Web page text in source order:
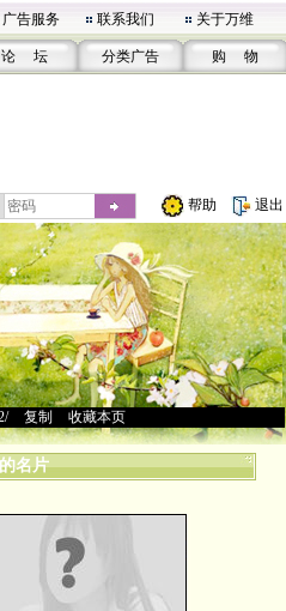
广告服务 联系我们 关于万维
论 坛 分类广告 购 物
帮助 退出
> 复制 收藏本页
名片